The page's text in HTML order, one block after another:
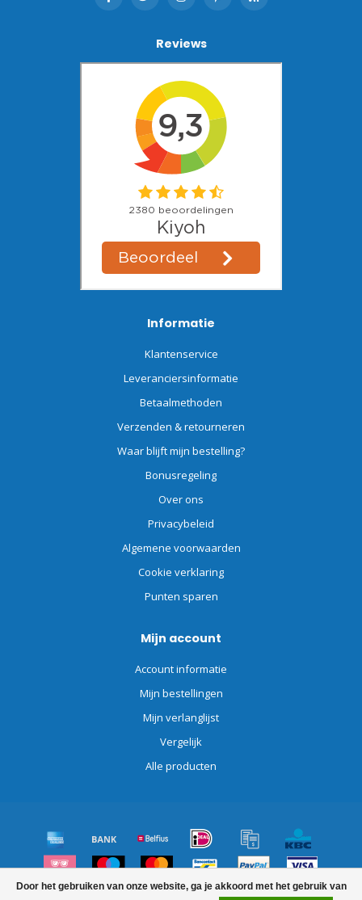
Door het gebruiken van onze website, ga je akkoord met het gebruik van
Reviews
Informatie
Klantenservice
Leveranciersinformatie
Betaalmethoden
Verzenden & retourneren
Waar blijft mijn bestelling?
Bonusregeling
Over ons
Privacybeleid
Algemene voorwaarden
Cookie verklaring
Punten sparen
Mijn account
Account informatie
Mijn bestellingen
Mijn verlanglijst
Vergelijk
Alle producten